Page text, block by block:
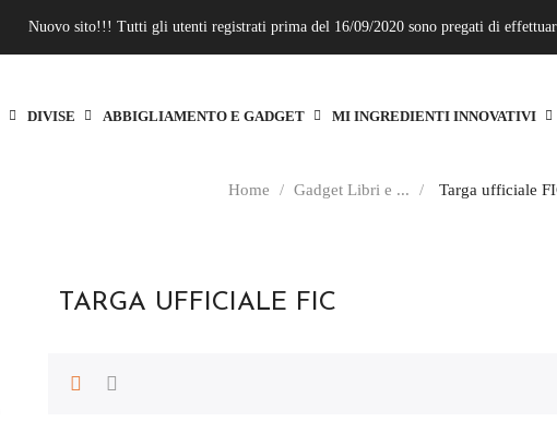
Nuovo sito!!! Tutti gli utenti registrati prima del 16/09/2020 sono pregati di
DIVISE ABBIGLIAMENTO E GADGET MI INGREDIENTI INNOVATIVI
Home Gadget Libri e ... Targa ufficiale
TARGA UFFICIALE FIC